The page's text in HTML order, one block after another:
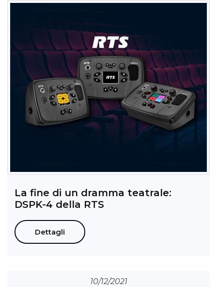
La fine di un dramma teatrale:
DSPK-4 della RTS
Dettagli
10/12/2021